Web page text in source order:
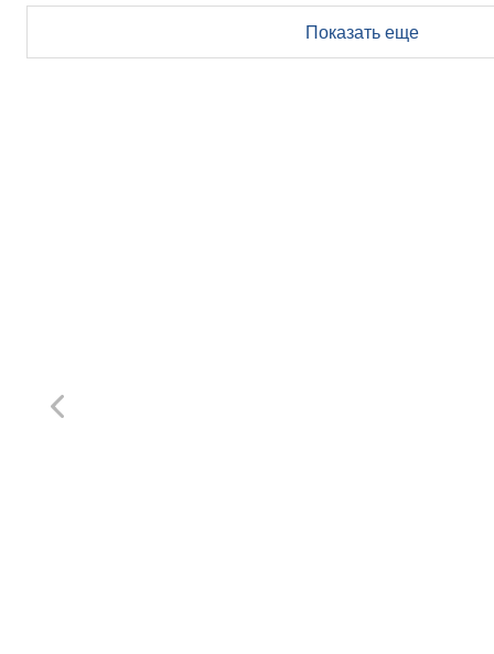
Показать еще